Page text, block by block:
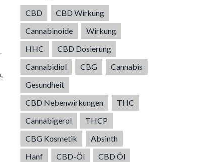
CBD
CBD Wirkung
Cannabinoide
Wirkung
HHC
CBD Dosierung
Cannabidiol
CBG
Cannabis
Gesundheit
CBD Nebenwirkungen
THC
Cannabigerol
THCP
CBG Kosmetik
Absinth
Hanf
CBD-Öl
CBD Öl